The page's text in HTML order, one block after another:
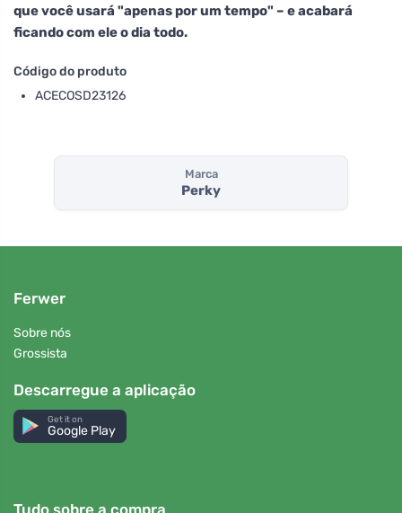
que você usará "apenas por um tempo" – e acabará
ficando com ele o dia todo.
Código do produto
ACECOSD23126
Marca
Perky
Ferwer
Sobre nós
Grossista
Descarregue a aplicação
Get it on
Google Play